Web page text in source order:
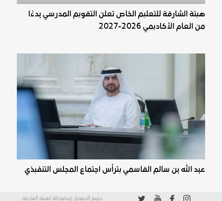
هيئة الشارقة للتعليم الخاص تعلن التقويم المدرسي بدءًا
من العام الأكاديمي 2026-2027
عبد الله بن سالم القاسمي يترأس اجتماع المجلس التنفيذي
جميع الحقوق محفوظة لهيئة الشارقة